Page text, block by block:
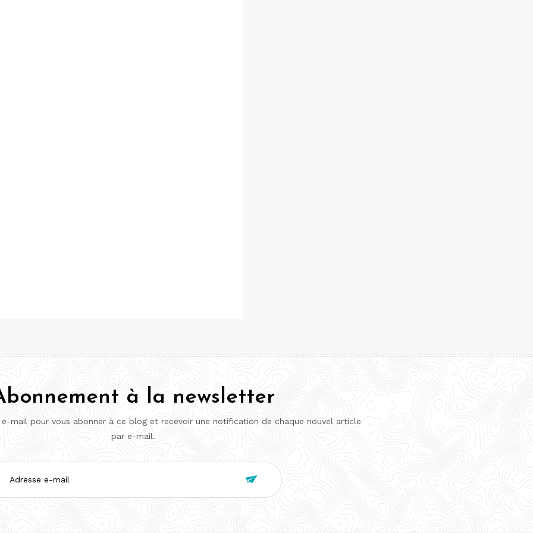
à la newsletter
e-mail pour vous abonner à ce blog et recevoir une notification de chaque nouvel article
par e-mail.
